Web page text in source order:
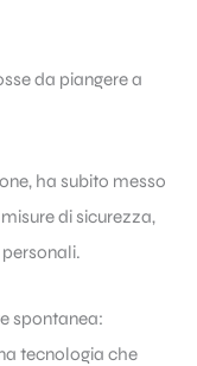
da piangere a
ha subito messo
di sicurezza,
spontanea:
tecnologia che